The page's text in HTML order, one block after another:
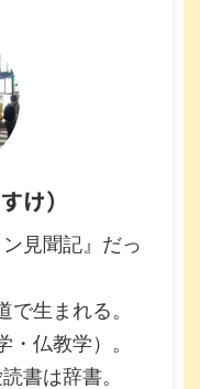
け）
見聞記』だっ
生まれる。
仏教学）。
書は辞書。